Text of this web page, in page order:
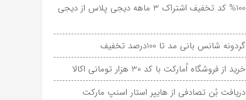
%100 کد تخفیف اشتراک 3 ماهه دیجی پلاس از دیجی
گردونه شانس بانی مد تا 100درصد تخفیف
خرید از فروشگاه اُمارکت با کد 30 هزار تومانی اکالا
دریافت بُن تصادفی از هایپر استار اسنپ مارکت